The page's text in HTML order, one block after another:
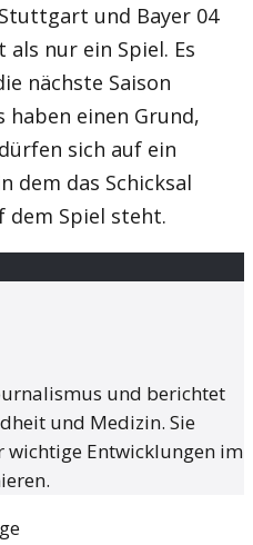
und Bayer 04
nur ein Spiel. Es
nächste Saison
haben einen Grund,
sich auf ein
dem das Schicksal
dem Spiel steht.
und berichtet
und Medizin. Sie
Entwicklungen im